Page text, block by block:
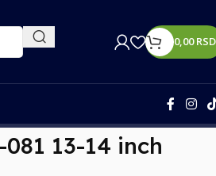
0,00RSD
13-14 inch